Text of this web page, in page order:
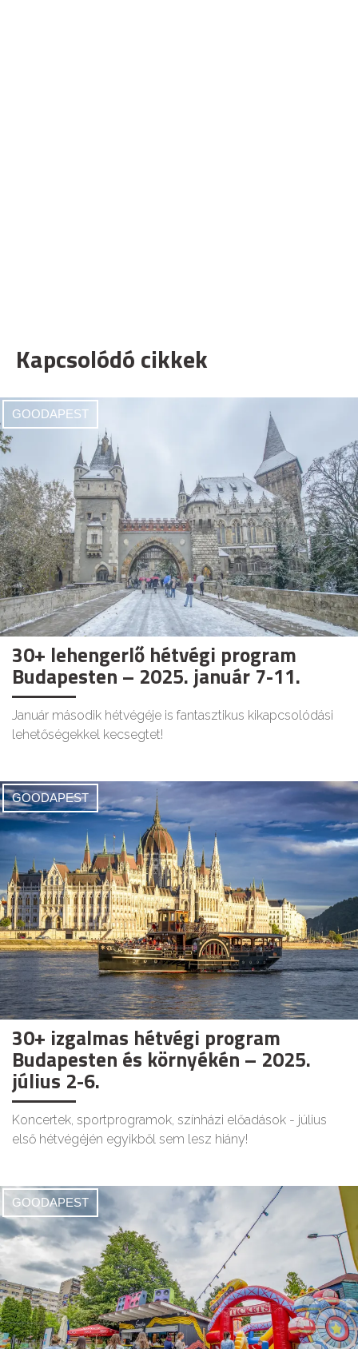
Kapcsolódó cikkek
GOODAPEST
30+ lehengerlő hétvégi program
Budapesten – 2025. január 7-11.
Január második hétvégéje is fantasztikus kikapcsolódási
lehetőségekkel kecsegtet!
GOODAPEST
30+ izgalmas hétvégi program
Budapesten és környékén – 2025.
július 2-6.
Koncertek, sportprogramok, színházi előadások - július
első hétvégéjén egyikből sem lesz hiány!
GOODAPEST